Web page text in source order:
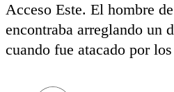
Acceso Este. El hombre
encontraba arreglando un
cuando fue atacado por